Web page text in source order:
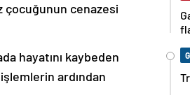
çocuğunun cenazesi
hayatını kaybeden
ardından